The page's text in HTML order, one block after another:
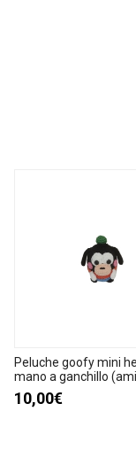
Peluche goofy mini
mano a ganchillo
10,00€